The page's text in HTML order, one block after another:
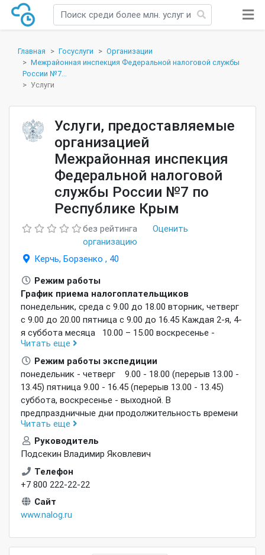
Главная Госуслуги
Организации
Межрайонная инспекция Федеральной налоговой службы
России №7...
Услуги
Услуги, предоставляемые
организацией
Межрайонная инспекция
Федеральной налоговой
службы России №7 по
Республике Крым
без рейтинга
Оценить
организацию
Керчь, Борзенко , 40
Режим работы
График приема налогоплательщиков
понедельник, среда с 9.00 до 18.00 вторник, четверг
с 9.00 до 20.00 пятница с 9.00 до 16.45 Каждая 2-я, 4-
я суббота месяца 10.00 – 15.00 воскресенье -
выходнойБез перерыва на обед
предпраздничные дни продолжительность времени
работы сокращается на 1 час.
Читать еще
Режим работы экспедиции
понедельник - четверг 9.00 - 18.00 (перерыв 13.00 -
13.45) пятница 9.00 - 16.45 (перерыв 13.00 - 13.45)
суббота, воскресенье - выходной. В
предпраздничные дни продолжительность времени
работы сокращается на 1 час.
Читать еще
Руководитель
Подсекин Владимир Яковлевич
Телефон
+7 800 222-22-22
Сайт
www.nalog.ru